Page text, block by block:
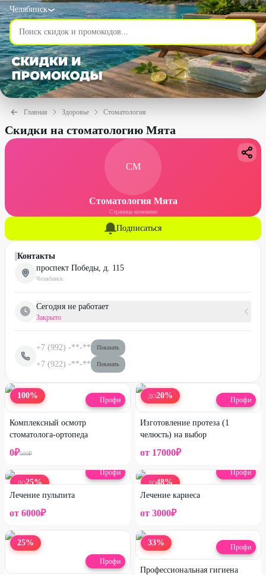
Челябинск
Главная Здоровье Стоматология
Скидки на стоматологию Мята
СМ
Стоматология Мята
Страница компании
Подписаться
Контакты
проспект Победы, д. 115
Челябинск
Сегодня не работает
Закрыто
+7 (992) -**-** Показать
+7 (922) -**-** Показать
100% Профи
Комплексный осмотр
стоматолога-ортопеда
0₽500₽
ДО20% Профи
Изготовление протеза (1
челюсть) на выбор
от 17000₽
ДО25%
Профи
Лечение пульпита
от 6000₽
ДО48%
Профи
Лечение кариеса
от 3000₽
25%
Профи
33% Профи
Профессиональная гигиена